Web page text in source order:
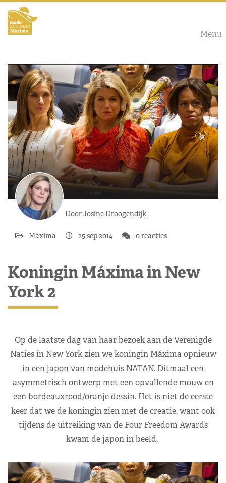
Menu
Door Josine Droogendijk
Máxima 25 sep 2014 0 reacties
Koningin Máxima in New
York 2
Op de laatste dag van haar bezoek aan de Verenigde
Naties in New York zien we koningin Máxima opnieuw
in een japon van modehuis NATAN. Ditmaal een
asymmetrisch ontwerp met een opvallende mouw en
een bordeauxrood/oranje dessin. Het is niet de eerste
keer dat we de koningin zien met de creatie, want ook
tijdens de uitreiking van de Four Freedom Awards
kwam de japon in beeld.